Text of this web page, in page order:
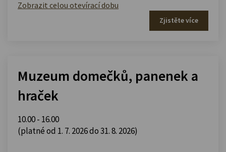
Zobrazit celou otevírací dobu
Zjistěte více
Muzeum domečků, panenek a
hraček
10.00 - 16.00
(platné od 1. 7. 2026 do 31. 8. 2026)